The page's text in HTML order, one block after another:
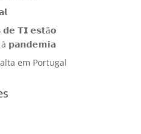
𝗱𝗲 𝗧𝗜 𝗲𝘀𝘁ã𝗼
𝗽𝗮𝗻𝗱𝗲𝗺𝗶𝗮
em Portugal